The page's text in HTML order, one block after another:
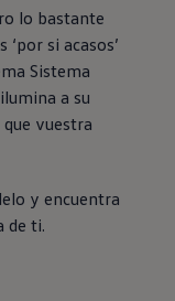
lo bastante
si acasos’
Sistema
ilumina a su
vuestra
y encuentra
de ti.